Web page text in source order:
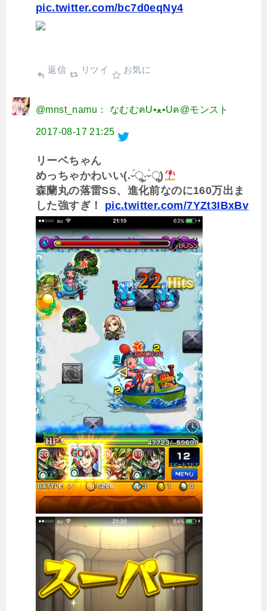
pic.twitter.com/bc7d0eqNy4
返信 リツイ お気に
@mnst_namu： なむむฅU•ﻌ•Uฅ@モンスト
2017-08-17 21:25
リーベちゃん
めっちゃかわいい(.ᵕ́ૢ‧̮ᵕ̀ૢ)
森蘭丸の落雷SS、進化前なのに160万出ま
した強すぎ！ pic.twitter.com/7YZt3IBxBv